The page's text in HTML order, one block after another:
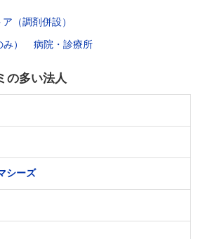
（調剤併設）
）
病院・診療所
の多い法人
シーズ